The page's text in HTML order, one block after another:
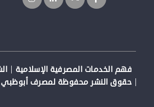
فهم الخدمات المصرفية الإسلامية
حقوق النشر محفوظة لمصرف أبوظبي